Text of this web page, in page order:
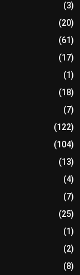
(3)
(20)
(61)
(17)
(1)
(18)
(7)
(122)
(104)
(13)
(4)
(7)
(25)
(1)
(2)
(8)